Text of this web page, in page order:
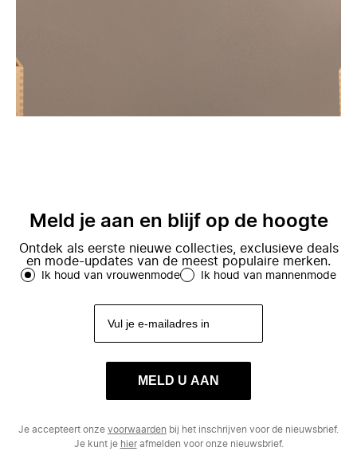
Meld je aan en blijf op de hoogte
Ontdek als eerste nieuwe collecties, exclusieve deals
en mode-updates van de meest populaire merken.
Ik houd van vrouwenmode Ik houd van mannenmode
MELD U AAN
Je accepteert onze voorwaarden bij het inschrijven voor de nieuwsbrief.
Je kunt je hierafmelden voor onze nieuwsbrief.